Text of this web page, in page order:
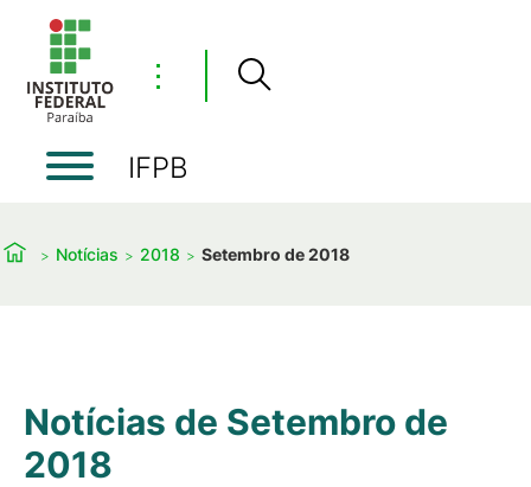
⋮
IFPB
Notícias 2018 Setembro de 2018
Notícias de Setembro de
2018